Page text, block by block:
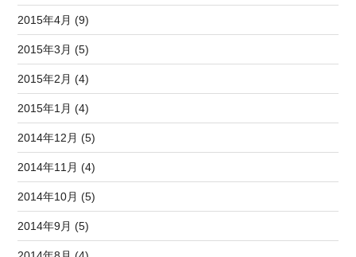
2015年4月 (9)
2015年3月 (5)
2015年2月 (4)
2015年1月 (4)
2014年12月 (5)
2014年11月 (4)
2014年10月 (5)
2014年9月 (5)